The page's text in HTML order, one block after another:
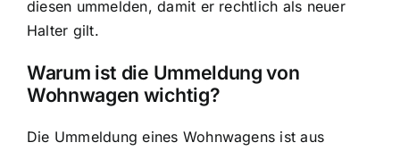
diesen ummelden, damit er rechtlich als neuer
Halter gilt.
Warum ist die Ummeldung von
Wohnwagen wichtig?
Die Ummeldung eines Wohnwagens ist aus